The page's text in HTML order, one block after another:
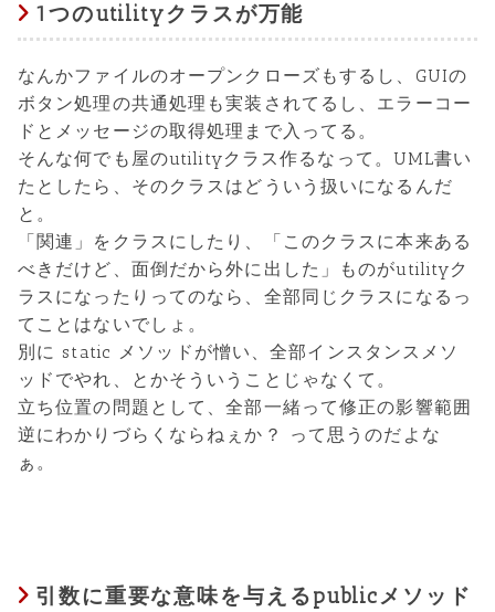
1つのutilityクラスが万能
なんかファイルのオープンクローズもするし、GUIの
ボタン処理の共通処理も実装されてるし、エラーコー
ドとメッセージの取得処理まで入ってる。
そんな何でも屋のutilityクラス作るなって。UML書い
たとしたら、そのクラスはどういう扱いになるんだ
と。
「関連」をクラスにしたり、「このクラスに本来ある
べきだけど、面倒だから外に出した」ものがutilityク
ラスになったりってのなら、全部同じクラスになるっ
てことはないでしょ。
別に static メソッドが憎い、全部インスタンスメソ
ッドでやれ、とかそういうことじゃなくて。
立ち位置の問題として、全部一緒って修正の影響範囲
逆にわかりづらくならねぇか？ って思うのだよな
ぁ。
引数に重要な意味を与えるpublicメソッド